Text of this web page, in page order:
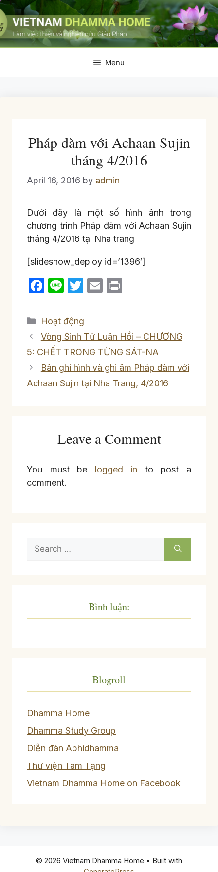
Skip
to
content
Menu
Pháp đàm với Achaan Sujin
tháng 4/2016
April 16, 2016 by admin
Dưới đây là một số hình ảnh trong
chương trình Pháp đàm với Achaan Sujin
tháng 4/2016 tại Nha trang
[slideshow_deploy id=’1396′]
F
c
e
b
o
o
Li
e
T
itt
er
E
Categories
Hoạt động
Vòng Sinh Tử Luân Hồi – CHƯƠNG
5: CHẾT TRONG TỪNG SÁT-NA
Bản ghi hình và ghi âm Pháp đàm với
Achaan Sujin tại Nha Trang, 4/2016
Leave a Comment
You must be logged in to post a
comment.
Search
Bình luận:
Blogroll
Dhamma Home
Dhamma Study Group
Diễn đàn Abhidhamma
Thư viện Tam Tạng
Vietnam Dhamma Home on Facebook
© 2026 Vietnam Dhamma Home • Built with